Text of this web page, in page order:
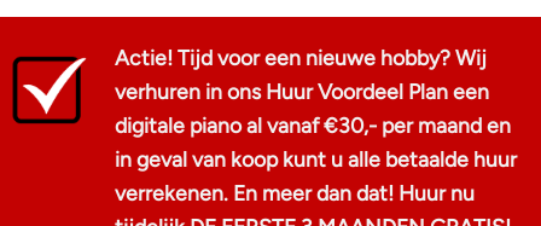
Actie! Tijd voor een nieuwe hobby? Wij
verhuren in ons Huur Voordeel Plan een
digitale piano al vanaf €30,- per maand en
in geval van koop kunt u alle betaalde huur
verrekenen. En meer dan dat! Huur nu